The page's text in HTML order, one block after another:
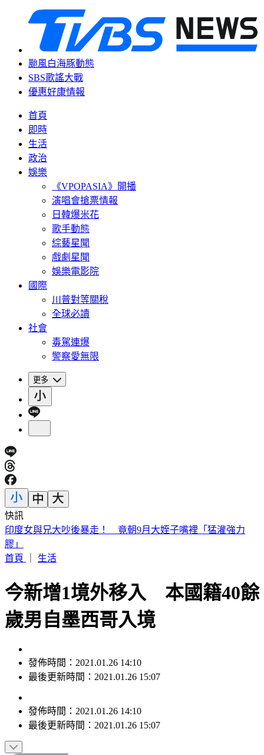
颱風白海豚動態
SBS歌謠大戰
優惠好康情報
首頁
即時
生活
政治
娛樂
《VPOPASIA》開播
演唱會搶票情報
日韓爆米花
歌手動態
綜藝星聞
戲劇星聞
娛樂電影院
國際
川普對等關稅
全球必讀
社會
毒駕連爆
警察愛無限
更多
快訊
別只看台積電！ 外媒點名「2檔AI設備股」快上車
首頁
今新增1境外移入 本國籍40餘
歲男自墨西哥入境
最後更新時間：2021.01.26 15:07
最後更新時間： 2021.01.26 15:07